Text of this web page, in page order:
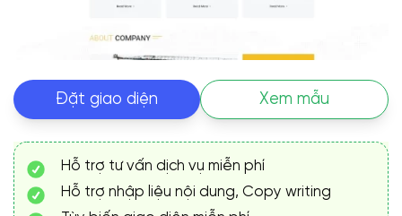
Đặt giao diện Xem mẫu
Hỗ trợ tư vấn dịch vụ miễn phí
Hỗ trợ nhập liệu nội dung, Copy writing